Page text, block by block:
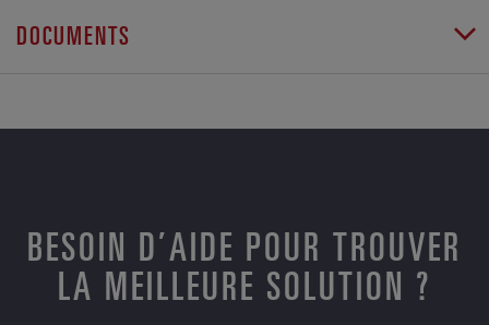
DOCUMENTS
BESOIN D’AIDE POUR TROUVER
LA MEILLEURE SOLUTION ?